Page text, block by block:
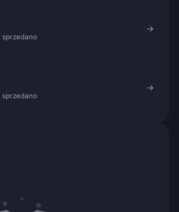
sprzedano
→
sprzedano
→